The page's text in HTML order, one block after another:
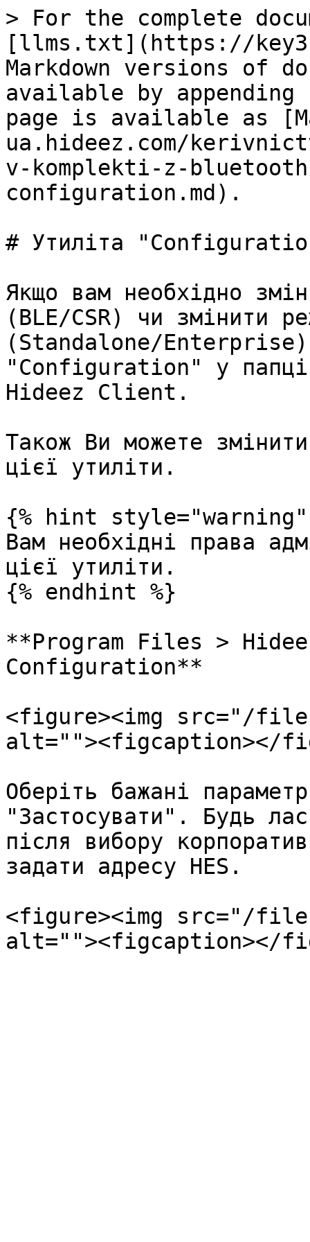
> For the complete
[llms.txt](https://
Markdown versions of
available by
page is available as
ua.hideez.com/
v-komplekti-z-
configuration.md).
# Утиліта
Якщо вам необхідно
(BLE/CSR) чи змінити
(Standalone/
"Configuration" у папці
Hideez Client.
Також Ви можете
цієї утиліти.
{% hint style="warning"
Вам необхідні права
цієї утиліти.
{% endhint %}
**Program Files >
Configuration**
<figure><img src="/
alt=""><figcaption></
Оберіть бажані
"Застосувати". Будь
після вибору
задати адресу HES.
<figure><img src="/